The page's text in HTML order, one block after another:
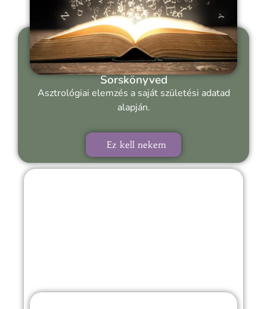
Sorskönyved
Asztrológiai elemzés a saját születési adatad
alapján.
Ez kell nekem